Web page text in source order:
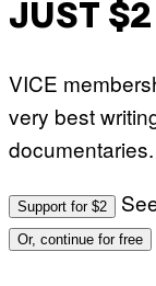
JUST
VICE
very best
documentaries.
Support for $2
Or, continue for free